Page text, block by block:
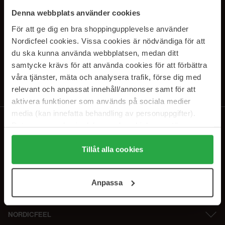
Denna webbplats använder cookies
För att ge dig en bra shoppingupplevelse använder
Nordicfeel cookies. Vissa cookies är nödvändiga för att
du ska kunna använda webbplatsen, medan ditt
samtycke krävs för att använda cookies för att förbättra
våra tjänster, mäta och analysera trafik, förse dig med
relevant och anpassat innehåll/annonser samt för att
aktivera funktioner som används på sociala medier
media (kan innefatta behandling av personuppgifter).
Genom att trycka på "Tillåt alla cookies" accepterar du
alla cookies, medan du under "Detaljer" kan anpassa
användningen av cookies. Du kan när som helst återkalla
samt vår Integritetspolicy.
Tillåt alla cookies
Anpassa
SUBSCRIBE TO OUR
NEWSLETTER
E-postadresse
Ved å abonnere godtar du vårpersonvernerklæring. Du kan melde deg
NORDICFEEL